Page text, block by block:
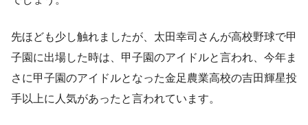
先ほども少し触れましたが、太田幸司さんが高校野球で甲
子園に出場した時は、甲子園のアイドルと言われ、 今年ま
さに甲子園のアイドルとなった金足農業高校の吉田輝星投
手以上に人気があったと言われています。